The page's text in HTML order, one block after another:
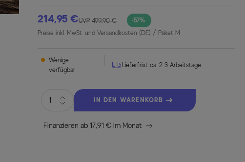
214,95 € -57%
UVP 499,90 €
Preise inkl. MwSt. und Versandkosten (DE) / Paket M
Wenige
verfügbar
Lieferfrist ca. 2-3 Arbeitstage
IN DEN WARENKORB
Finanzieren ab 17,91 € im Monat